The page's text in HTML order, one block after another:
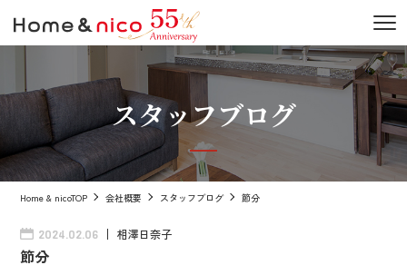
スタッフブログ
Home & nicoTOP 会社概要 スタッフブログ 節分
2024.02.06 相澤日奈子
節分